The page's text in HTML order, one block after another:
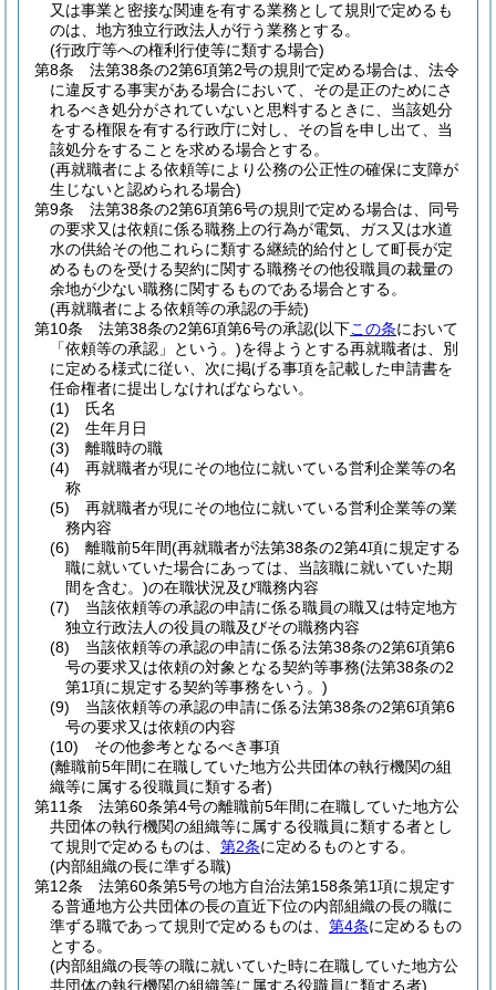
又は事業と密接な関連を有する業務として規則で定めるも
のは、地方独立行政法人が行う業務とする。
(行政庁等への権利行使等に類する場合)
第8条
法第38条の2第6項第2号の規則で定める場合は、法令
に違反する事実がある場合において、その是正のためにさ
れるべき処分がされていないと思料するときに、当該処分
をする権限を有する行政庁に対し、その旨を申し出て、当
該処分をすることを求める場合とする。
(再就職者による依頼等により公務の公正性の確保に支障が
生じないと認められる場合)
第9条
法第38条の2第6項第6号の規則で定める場合は、同号
の要求又は依頼に係る職務上の行為が電気、ガス又は水道
水の供給その他これらに類する継続的給付として町長が定
めるものを受ける契約に関する職務その他役職員の裁量の
余地が少ない職務に関するものである場合とする。
(再就職者による依頼等の承認の手続)
第10条
法第38条の2第6項第6号の承認(以下この条において
「依頼等の承認」という。)を得ようとする再就職者は、別
に定める様式に従い、次に掲げる事項を記載した申請書を
任命権者に提出しなければならない。
(1)
氏名
(2)
生年月日
(3)
離職時の職
(4)
再就職者が現にその地位に就いている営利企業等の名
称
(5)
再就職者が現にその地位に就いている営利企業等の業
務内容
(6)
離職前5年間(再就職者が法第38条の2第4項に規定する
職に就いていた場合にあっては、当該職に就いていた期
間を含む。)の在職状況及び職務内容
(7)
当該依頼等の承認の申請に係る職員の職又は特定地方
独立行政法人の役員の職及びその職務内容
(8)
当該依頼等の承認の申請に係る法第38条の2第6項第6
号の要求又は依頼の対象となる契約等事務(法第38条の2
第1項に規定する契約等事務をいう。)
(9)
当該依頼等の承認の申請に係る法第38条の2第6項第6
号の要求又は依頼の内容
(10)
その他参考となるべき事項
(離職前5年間に在職していた地方公共団体の執行機関の組
織等に属する役職員に類する者)
第11条
法第60条第4号の離職前5年間に在職していた地方公
共団体の執行機関の組織等に属する役職員に類する者とし
て規則で定めるものは、 第2条に定めるものとする。
(内部組織の長に準ずる職)
第12条
法第60条第5号の地方自治法第158条第1項に規定す
る普通地方公共団体の長の直近下位の内部組織の長の職に
準ずる職であって規則で定めるものは、 第4条に定めるもの
とする。
(内部組織の長等の職に就いていた時に在職していた地方公
共団体の執行機関の組織等に属する役職員に類する者)